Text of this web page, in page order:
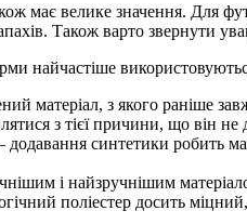
має велике значення. Для
Також варто звернути
найчастіше
матеріал, з якого раніше
з тієї причини, що він
додавання синтетики робить
і найзручнішим
поліестер досить